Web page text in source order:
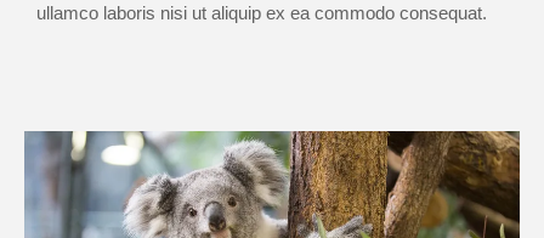
ullamco laboris nisi ut aliquip ex ea commodo consequat.